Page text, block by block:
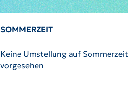
SOMMERZEIT
Keine Umstellung auf Sommerzeit
vorgesehen